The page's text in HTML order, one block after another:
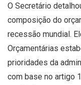
O Secretário
composição do
recessão mundial.
Orçamentárias
prioridades da
com base no artigo